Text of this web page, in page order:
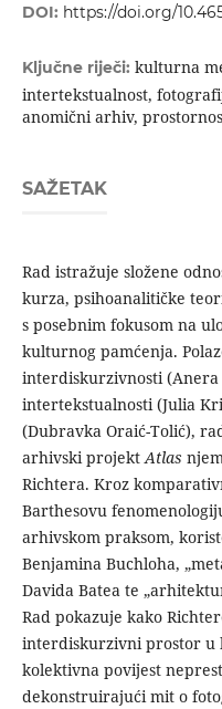
DOI: https://doi.org/
Ključne riječi: kulturna
intertekstualnost,
anomični arhiv,
SAŽETAK
Rad istražuje složene
kurza, psihoanalitičke
s posebnim fokusom na
kultur­nog pamćenja.
interdiskurziv­nosti
intertekstualnosti (Julia
(Dubravka Oraić-Tolić),
arhivski projektAtlas
Richtera. Kroz
Barthesovu
arhivskom praksom,
Be­njamina Buchloha,
Davida Batea te
Rad pokazuje kako
interdiskurzivni prostor u
kolektivna povijest
dekonstruirajući mit o